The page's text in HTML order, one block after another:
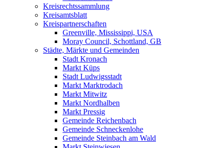
Kreisrechtssammlung
Kreisamtsblatt
Kreispartnerschaften
Greenville, Mississippi, USA
Moray Council, Schottland, GB
Städte, Märkte und Gemeinden
Stadt Kronach
Markt Küps
Stadt Ludwigsstadt
Markt Marktrodach
Markt Mitwitz
Markt Nordhalben
Markt Pressig
Gemeinde Reichenbach
Gemeinde Schneckenlohe
Gemeinde Steinbach am Wald